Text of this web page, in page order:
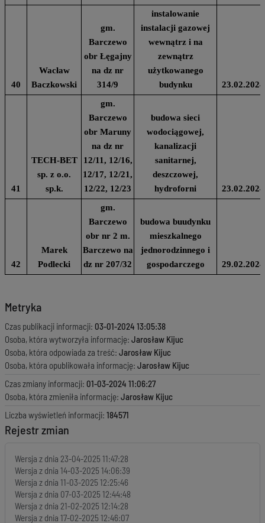
40
Wacław
Baczkowski
gm.
Barczewo
obr Łęgajny
na dz nr
314/9
instalowanie
instalacji gazowej
wewnątrz i na
zewnątrz
użytkowanego
budynku
23.02.2024
41
TECH-BET
sp. z o.o.
sp.k.
gm.
Barczewo
obr Maruny
na dz nr
12/11, 12/16,
12/17, 12/21,
12/22, 12/23
budowa sieci
wodociągowej,
kanalizacji
sanitarnej,
deszczowej,
hydroforni
23.02.2024
42
Marek
Podlecki
gm.
Barczewo
obr nr 2 m.
Barczewo na
dz nr 207/32
budowa buudynku
mieszkalnego
jednorodzinnego i
gospodarczego
29.02.2024
Metryka
Czas publikacji informacji: 03-01-2024 13:05:38
Osoba, która wytworzyła informację: Jarosław Kijuc
Osoba, która odpowiada za treść: Jarosław Kijuc
Osoba, która opublikowała informację: Jarosław Kijuc
Czas zmiany informacji: 01-03-2024 11:06:27
Osoba, która zmieniła informację: Jarosław Kijuc
Liczba wyświetleń informacji: 184571
Rejestr zmian
Wersja z dnia 23-04-2025 11:47:28
Wersja z dnia 14-03-2025 14:06:39
Wersja z dnia 11-03-2025 12:25:46
Wersja z dnia 07-03-2025 12:44:48
Wersja z dnia 21-02-2025 12:14:28
Wersja z dnia 17-02-2025 12:46:07